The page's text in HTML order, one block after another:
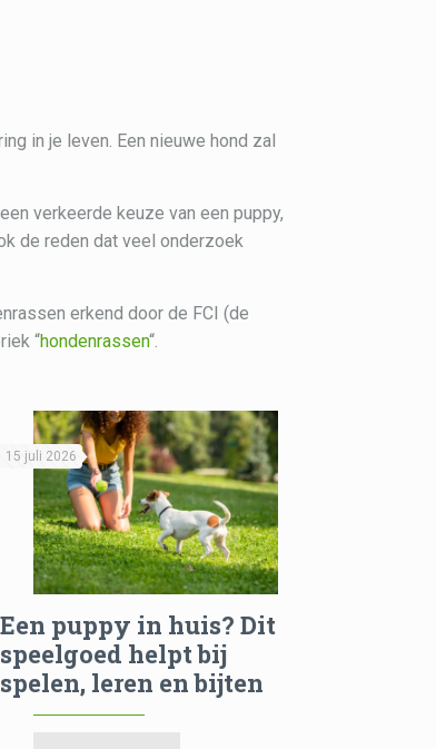
in je leven. Een nieuwe hond zal
verkeerde keuze van een puppy,
de reden dat veel onderzoek
erkend door de FCI (de
“hondenrassen“.
15 juli 2026
Een puppy in huis? Dit
speelgoed helpt bij
spelen, leren en bijten